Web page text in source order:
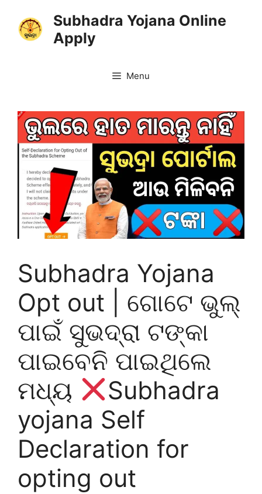
content
Subhadra Yojana Online
Apply
Menu
Subhadra Yojana
Opt out | ଗୋଟେ ଭୁଲ୍
ପାଇଁ ସୁଭଦ୍ରା ଟଙ୍କା
ପାଇବେନି ପାଇଥିଲେ
ମଧ୍ୟ
Subhadra
yojana Self
Declaration for
opting out